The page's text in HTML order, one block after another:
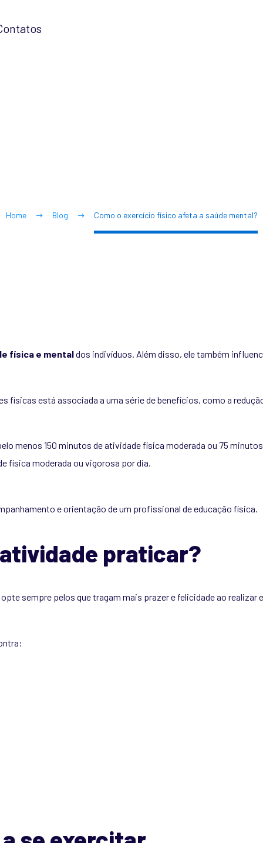
Home Blog Como o exercício físico afeta a saúde mental?
física e mentaldos indivíduos. Além disso, ele também
físicas está associada a uma série de benefícios, como a
menos 150 minutos de atividade física moderada ou 75
física moderada ou vigorosa por dia.
e orientação de um profissional de educação física.
praticar?
sempre pelos que tragam mais prazer e felicidade ao